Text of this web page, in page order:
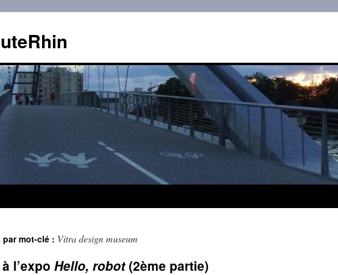
mot-clé : Vitra design museum
l’expo Hello, robot(2ème partie)